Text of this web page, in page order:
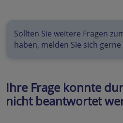
Sollten Sie weitere Fragen
haben, melden Sie sich
Ihre Frage konnte
nicht beantwortet